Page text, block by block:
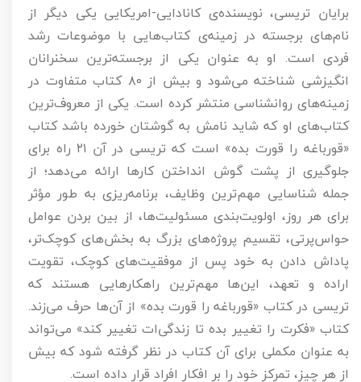
برایان تریسی، نویسنده‌ی کانادایی-امریکایی یکی دیگر از
نام‌های برجسته در زمینه‌ی کتاب‌هایی با موضوعات رشد
فردی است. او به عنوان یکی از برجسته‌ترین سخنرانان
انگیزشی شناخته می‌شود و بیش از ۸۰ کتاب متفاوت در
زمینه‌های روانشناسی منتشر کرده است. یکی از معروف‌ترین
کتاب‌های او که شاید نامش به گوشتان خورده باشد کتاب
«قورباغه را قورت بده» است که تریسی در آن ۲۱ راه برای
جلوگیری از پشت گوش انداختن کارها ارائه می‌دهد؛ از
جمله شناسایی مهم‌ترین وظایف، برنامه‌ریزی به طور مؤثر
برای هر روز، اولویت‌بندی مسئولیت‌ها، از بین بردن عوامل
حواس‌پرتی، تقسیم پروژه‌های بزرگ به بخش‌های کوچک‌تر،
پاداش دادن به خود پس از موفقیت‌های کوچک، تقویت
اراده و تعهد، این‌ها مهم‌ترین راهکارهایی هستند که
تریسی در کتاب «قورباغه را قورت بده» از آن‌ها حرف می‌زند.
کتاب «فکرت را تغییر بده تا زندگی‌ات تغییر کند» می‌تواند
به عنوان مکملی برای آن کتاب در نظر گرفته شود که بیش
از هر چیز، تمرکز خود را بر افکار افراد قرار داده است.